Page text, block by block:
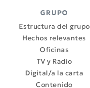
GRUPO
Estructura del grupo
Hechos relevantes
Oficinas
TV y Radio
Digital/a la carta
Contenido